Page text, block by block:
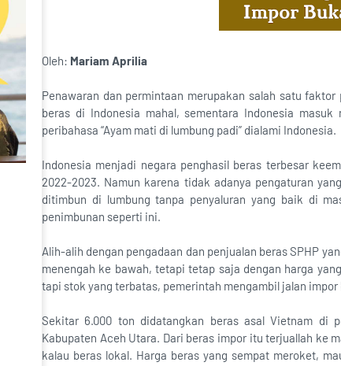
Oleh: Mariam Aprilia
Penawaran dan permintaan merupakan salah satu
beras di Indonesia mahal, sementara Indonesia
peribahasa “Ayam mati di lumbung padi” dialami Indonesia.
Indonesia menjadi negara penghasil beras terbesar
2022-2023. Namun karena tidak adanya pengaturan
ditimbun di lumbung tanpa penyaluran yang baik di
penimbunan seperti ini.
Alih-alih dengan pengadaan dan penjualan beras SPHP
menengah ke bawah, tetapi tetap saja dengan harga
tapi stok yang terbatas, pemerintah mengambil jalan
Sekitar 6.000 ton didatangkan beras asal Vietnam di
Kabupaten Aceh Utara. Dari beras impor itu terjuallah ke
kalau beras lokal. Harga beras yang sempat meroket,